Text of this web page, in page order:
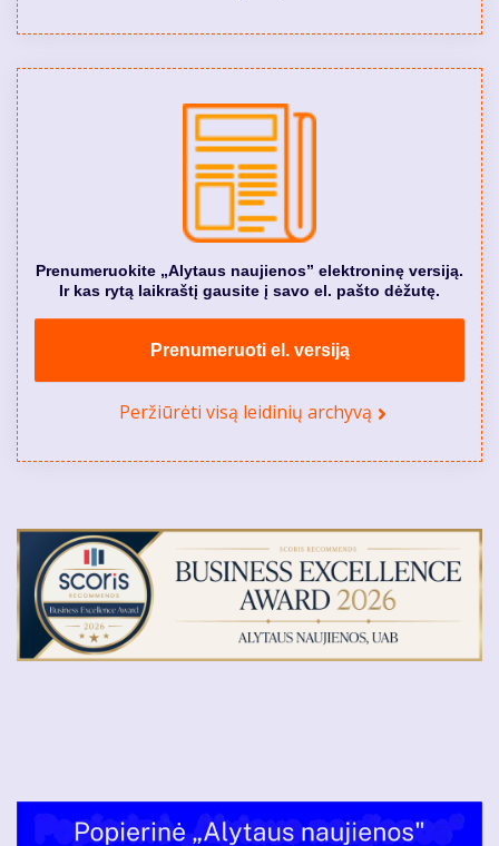
Prenumeruokite „Alytaus naujienos” elektroninę versiją.
Ir kas rytą laikraštį gausite į savo el. pašto dėžutę.
Prenumeruoti el. versiją
Peržiūrėti visą leidinių archyvą